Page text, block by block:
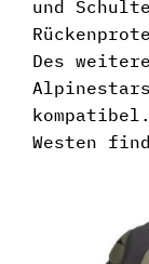
und
Des
Westen